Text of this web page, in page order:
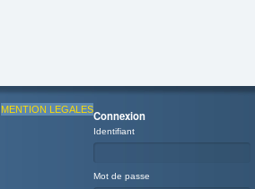
Connexion
Identifiant
Mot de passe
MENTION LEGALES